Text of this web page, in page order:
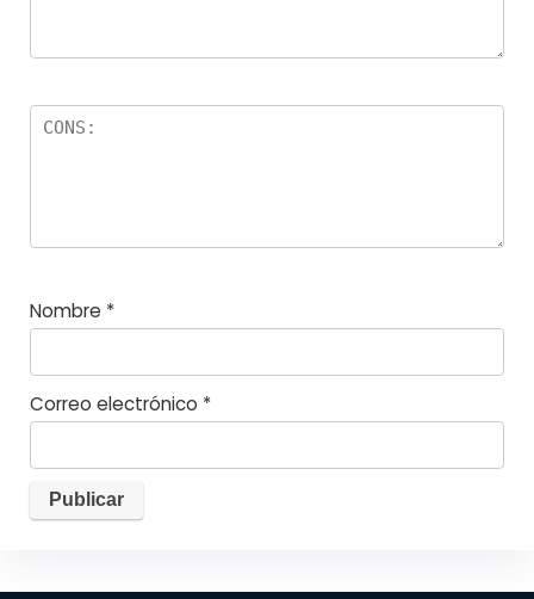
Nombre *
Correo electrónico *